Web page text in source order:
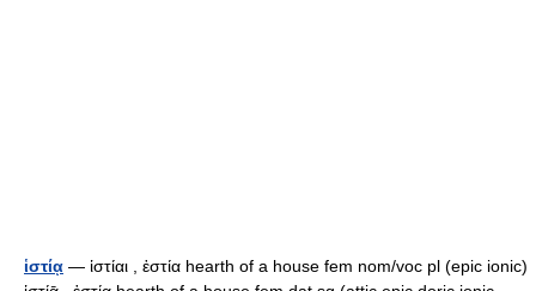
ἱστίᾳ — ἱστίαι , ἑστία hearth of a house fem nom/voc pl (epic ionic)